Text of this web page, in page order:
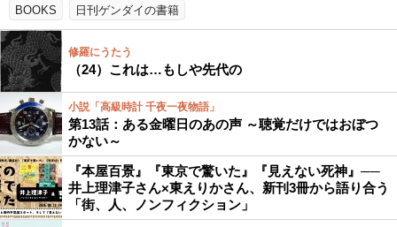
BOOKS 日刊ゲンダイの書籍
修羅にうたう
（24）これは…もしや先代の
小説「高級時計 千夜一夜物語」
第13話：ある金曜日のあの声 ～聴覚だけではおぼつ
かない～
『本屋百景』『東京で驚いた』『見えない死神』──
井上理津子さん×東えりかさん、新刊3冊から語り合う
「街、人、ノンフィクション」